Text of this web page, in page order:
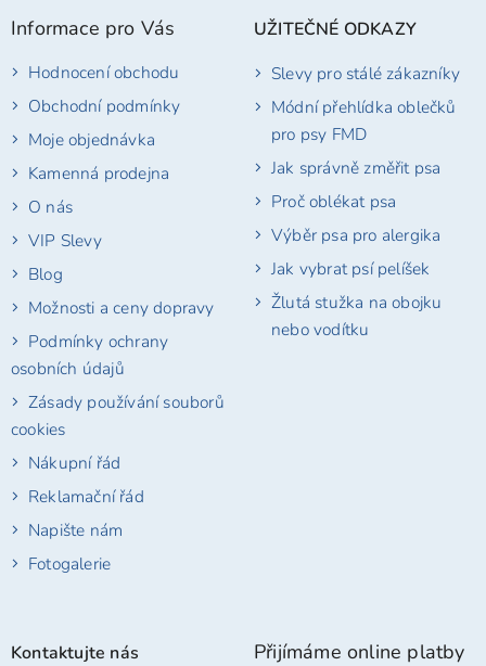
Informace pro Vás
Hodnocení obchodu
Obchodní podmínky
Moje objednávka
Kamenná prodejna
O nás
VIP Slevy
Blog
Možnosti a ceny dopravy
Podmínky ochrany
osobních údajů
Zásady používání souborů
cookies
Nákupní řád
Reklamační řád
Napište nám
Fotogalerie
UŽITEČNÉ ODKAZY
Slevy pro stálé zákazníky
Módní přehlídka oblečků
pro psy FMD
Jak správně změřit psa
Proč oblékat psa
Výběr psa pro alergika
Jak vybrat psí pelíšek
Žlutá stužka na obojku
nebo vodítku
Kontaktujte nás Přijímáme online platby